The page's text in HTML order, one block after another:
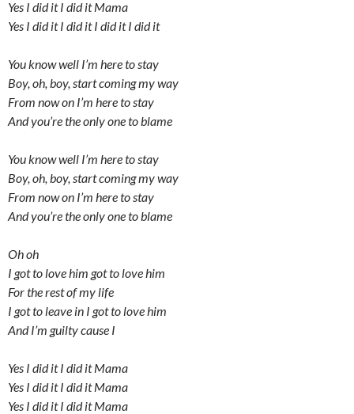
Yes I did it I did it Mama
Yes I did it I did it I did it I did it
You know well I’m here to stay
Boy, oh, boy, start coming my way
From now on I’m here to stay
And you’re the only one to blame
You know well I’m here to stay
Boy, oh, boy, start coming my way
From now on I’m here to stay
And you’re the only one to blame
Oh oh
I got to love him got to love him
For the rest of my life
I got to leave in I got to love him
And I’m guilty cause I
Yes I did it I did it Mama
Yes I did it I did it Mama
Yes I did it I did it Mama